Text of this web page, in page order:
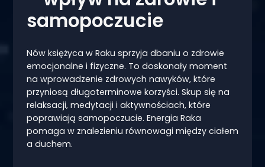
samopoczucie
Nów księżyca w Raku sprzyja dbaniu o zdrowie
emocjonalne i fizyczne. To doskonały moment
na wprowadzenie zdrowych nawyków, które
przyniosą długoterminowe korzyści. Skup się na
relaksacji, medytacji i aktywnościach, które
poprawiają samopoczucie. Energia Raka
pomaga w znalezieniu równowagi między ciałem
a duchem.